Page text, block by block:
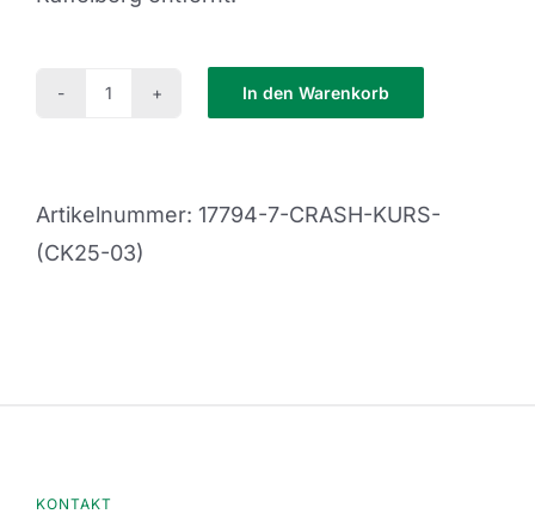
03)
Menge
In den Warenkorb
Artikelnummer: 17794-7-CRASH-KURS-
(CK25-03)
KONTAKT